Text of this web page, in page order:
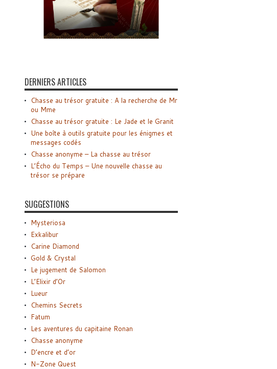
DERNIERS ARTICLES
Chasse au trésor gratuite : A la recherche de Mr
ou Mme
Chasse au trésor gratuite : Le Jade et le Granit
Une boîte à outils gratuite pour les énigmes et
messages codés
Chasse anonyme – La chasse au trésor
L’Écho du Temps – Une nouvelle chasse au
trésor se prépare
SUGGESTIONS
Mysteriosa
Exkalibur
Carine Diamond
Gold & Crystal
Le jugement de Salomon
L’Elixir d’Or
Lueur
Chemins Secrets
Fatum
Les aventures du capitaine Ronan
Chasse anonyme
D’encre et d’or
N-Zone Quest